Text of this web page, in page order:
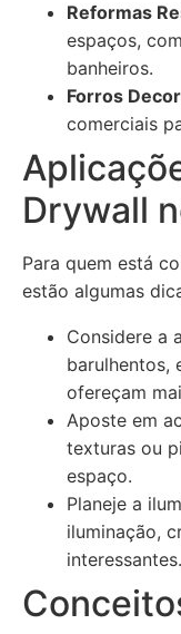
Reformas
espaços,
banheiros.
Forros
comerciais
Drywall
Para quem está
estão algumas
Considere a
barulhentos,
ofereçam
Aposte em
texturas ou
espaço.
Planeje a
iluminação,
interessantes.